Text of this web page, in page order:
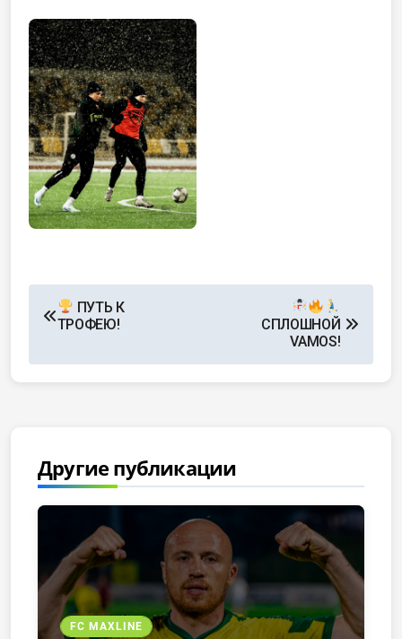
ПУТЬ К
ТРОФЕЮ!
СПЛОШНОЙ
VAMOS!
Другие публикации
FC MAXLINE